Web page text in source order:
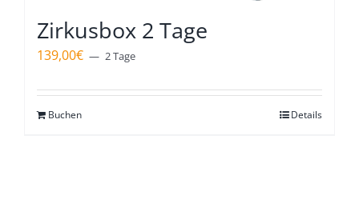
Zirkusbox 2 Tage
139,00€ 2 Tage
Buchen Details